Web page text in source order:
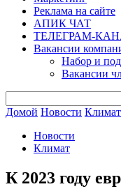
Реклама на сайте
АПИК ЧАТ
ТЕЛЕГРАМ-
Вакансии
Набор и
Вакансии
Домой Новости Климат
Новости
Климат
К 2023 году